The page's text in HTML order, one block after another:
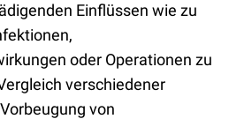
Einflüssen wie zu
oder Operationen zu
verschiedener
von